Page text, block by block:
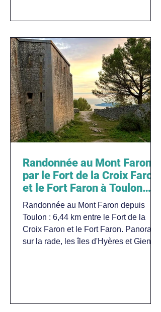
Randonnée au Mont Faron
par le Fort de la Croix Faron
et le Fort Faron à Toulon
dans le Var
Randonnée au Mont Faron depuis
Toulon : 6,44 km entre le Fort de la
Croix Faron et le Fort Faron. Panorama
sur la rade, les îles d'Hyères et Giens.